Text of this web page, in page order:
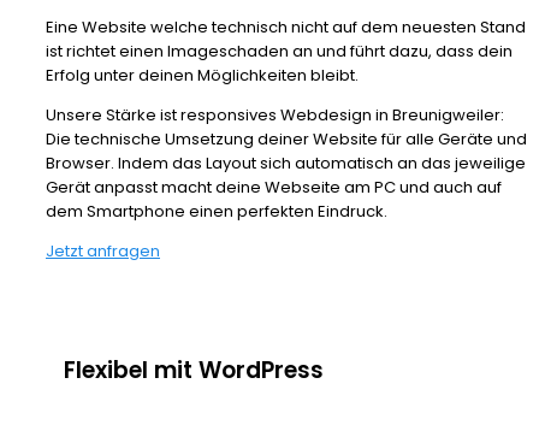
Eine Website welche technisch nicht auf dem neuesten Stand
ist richtet einen Imageschaden an und führt dazu, dass dein
Erfolg unter deinen Möglichkeiten bleibt.
Unsere Stärke ist responsives Webdesign in Breunigweiler:
Die technische Umsetzung deiner Website für alle Geräte und
Browser. Indem das Layout sich automatisch an das jeweilige
Gerät anpasst macht deine Webseite am PC und auch auf
dem Smartphone einen perfekten Eindruck.
Jetzt anfragen
Flexibel mit WordPress